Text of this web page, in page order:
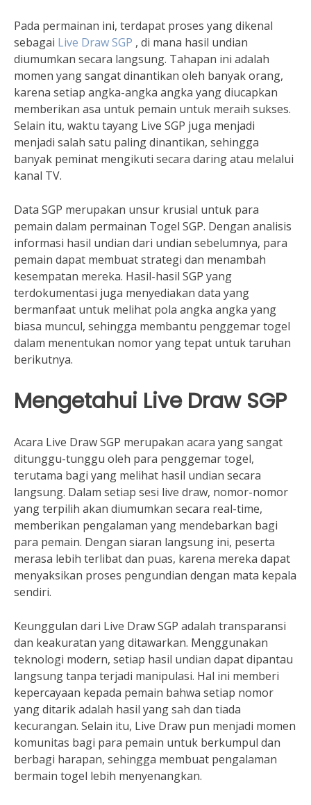
Pada permainan ini, terdapat proses yang dikenal
sebagai Live Draw SGP , di mana hasil undian
diumumkan secara langsung. Tahapan ini adalah
momen yang sangat dinantikan oleh banyak orang,
karena setiap angka-angka angka yang diucapkan
memberikan asa untuk pemain untuk meraih sukses.
Selain itu, waktu tayang Live SGP juga menjadi
menjadi salah satu paling dinantikan, sehingga
banyak peminat mengikuti secara daring atau melalui
kanal TV.
Data SGP merupakan unsur krusial untuk para
pemain dalam permainan Togel SGP. Dengan analisis
informasi hasil undian dari undian sebelumnya, para
pemain dapat membuat strategi dan menambah
kesempatan mereka. Hasil-hasil SGP yang
terdokumentasi juga menyediakan data yang
bermanfaat untuk melihat pola angka angka yang
biasa muncul, sehingga membantu penggemar togel
dalam menentukan nomor yang tepat untuk taruhan
berikutnya.
Mengetahui Live Draw SGP
Acara Live Draw SGP merupakan acara yang sangat
ditunggu-tunggu oleh para penggemar togel,
terutama bagi yang melihat hasil undian secara
langsung. Dalam setiap sesi live draw, nomor-nomor
yang terpilih akan diumumkan secara real-time,
memberikan pengalaman yang mendebarkan bagi
para pemain. Dengan siaran langsung ini, peserta
merasa lebih terlibat dan puas, karena mereka dapat
menyaksikan proses pengundian dengan mata kepala
sendiri.
Keunggulan dari Live Draw SGP adalah transparansi
dan keakuratan yang ditawarkan. Menggunakan
teknologi modern, setiap hasil undian dapat dipantau
langsung tanpa terjadi manipulasi. Hal ini memberi
kepercayaan kepada pemain bahwa setiap nomor
yang ditarik adalah hasil yang sah dan tiada
kecurangan. Selain itu, Live Draw pun menjadi momen
komunitas bagi para pemain untuk berkumpul dan
berbagi harapan, sehingga membuat pengalaman
bermain togel lebih menyenangkan.